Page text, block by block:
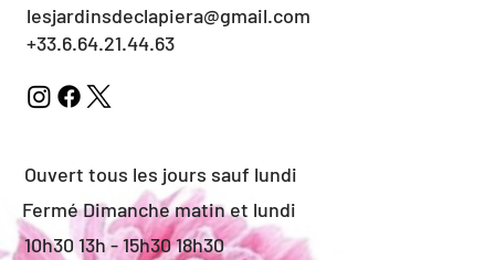
lesjardinsdeclapiera@gmail.com
+33.6.64.21.44.63
Ouvert tous les jours sauf lundi
Fermé Dimanche matin et lundi
10h30 13h - 15h30 18h30